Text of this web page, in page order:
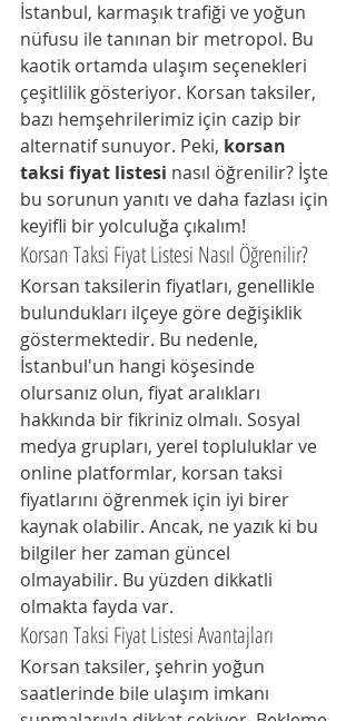
İstanbul, karmaşık trafiği ve yoğun
nüfusu ile tanınan bir metropol. Bu
kaotik ortamda ulaşım seçenekleri
çeşitlilik gösteriyor. Korsan taksiler,
bazı hemşehrilerimiz için cazip bir
alternatif sunuyor. Peki, korsan
taksi fiyat listesi nasıl öğrenilir? İşte
bu sorunun yanıtı ve daha fazlası için
keyifli bir yolculuğa çıkalım!
Korsan Taksi Fiyat Listesi Nasıl Öğrenilir?
Korsan taksilerin fiyatları, genellikle
bulundukları ilçeye göre değişiklik
göstermektedir. Bu nedenle,
İstanbul'un hangi köşesinde
olursanız olun, fiyat aralıkları
hakkında bir fikriniz olmalı. Sosyal
medya grupları, yerel topluluklar ve
online platformlar, korsan taksi
fiyatlarını öğrenmek için iyi birer
kaynak olabilir. Ancak, ne yazık ki bu
bilgiler her zaman güncel
olmayabilir. Bu yüzden dikkatli
olmakta fayda var.
Korsan Taksi Fiyat Listesi Avantajları
Korsan taksiler, şehrin yoğun
saatlerinde bile ulaşım imkanı